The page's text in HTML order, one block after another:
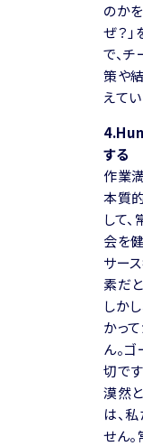
のか
ぜ？
で、
策や
えてい
する
作業
本質
して
会を
サー
素だ
しか
かっ
ん。
切で
漠然
は、
せん